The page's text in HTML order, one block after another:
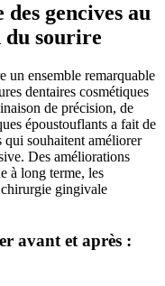
gencives au
du sourire
un ensemble remarquable
dentaires cosmétiques
de précision, de
époustouflants a fait de
qui souhaitent améliorer
Des améliorations
à long terme, les
gingivale
avant et après :